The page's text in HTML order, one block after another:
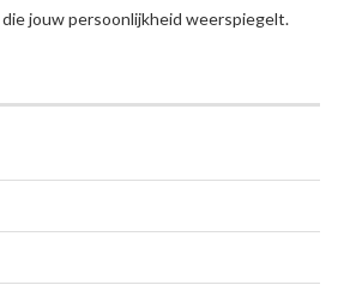
jouw persoonlijkheid weerspiegelt.